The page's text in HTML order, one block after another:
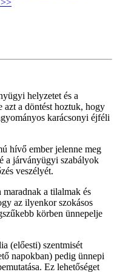
helyzetet és a
azt a döntést hoztuk, hogy
karácsonyi éjféli
hívő ember jelenne meg
a járványügyi szabályok
veszélyét.
maradnak a tilalmak és
az ilyenkor szokásos
körben ünnepelje
(előesti) szentmisét
napokban) pedig ünnepi
Ez lehetőséget